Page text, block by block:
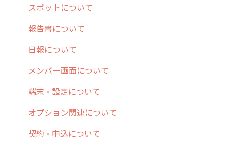
10.ユーザー向けおすすめの使い方
【業界業種別】cyzen設定方法
パフォーマンス
帳票出力
メッセージ・ファイル添付
商品
各種設定・その他
メッセージ
パフォーマンス
外部リンク
お知らせ
設定
メッセージ機能
活動通知
内線電話
商品
各種設定・ログイン
連携オプション
その他オプション
IP接続制限・端末認証設定
契約・その他
スポットについて
報告書について
日報について
メンバー画面について
端末・設定について
オプション関連について
契約・申込について